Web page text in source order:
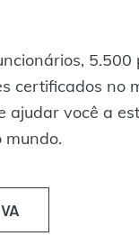
certificados no
ajudar você a
mundo.